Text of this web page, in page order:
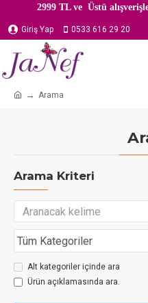
2999 TL ve Üstü
Giriş Yap 0533 616 29 20
Arama
Arama Kriteri
Alt kategoriler içinde ara
Ürün açıklamasında ara.